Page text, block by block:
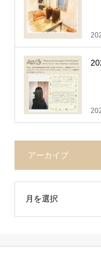
アーカイブ